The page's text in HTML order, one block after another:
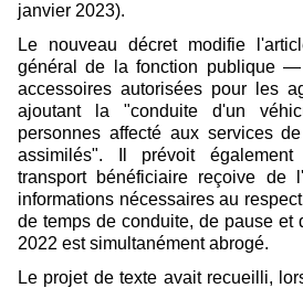
janvier 2023).
Le nouveau décret modifie
général de la fonction publique
accessoires autorisées pour les
ajoutant la "conduite d'un
personnes affecté aux services
assimilés". Il prévoit
transport bénéficiaire reçoive de
informations nécessaires au
de temps de conduite, de pause et
2022 est simultanément abrogé.
Le projet de texte avait recueilli,